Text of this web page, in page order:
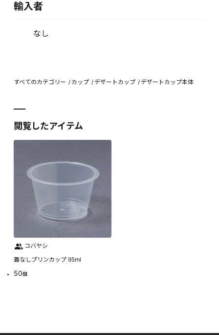
輸入者
なし
すべてのカテゴリー カップ デザートカップ デザートカップ本体
閲覧したアイテム
コバヤシ
蓋なしプリンカップ 95ml
50個